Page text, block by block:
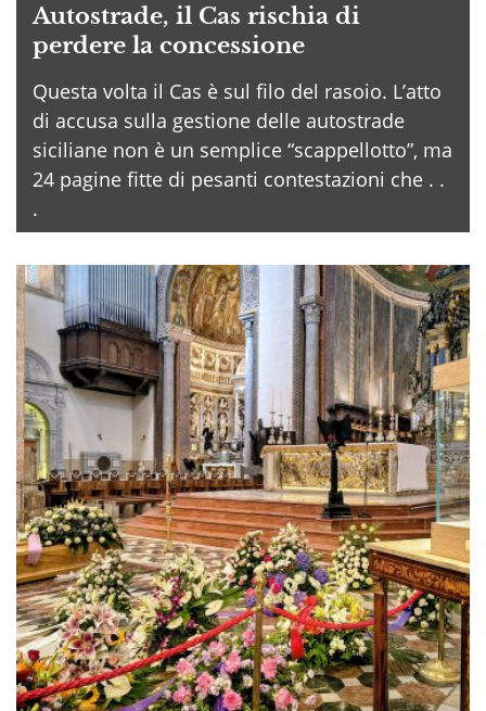
Autostrade, il Cas rischia di
perdere la concessione
Questa volta il Cas è sul filo del rasoio. L’atto
di accusa sulla gestione delle autostrade
siciliane non è un semplice “scappellotto”, ma
24 pagine fitte di pesanti contestazioni che . .
.